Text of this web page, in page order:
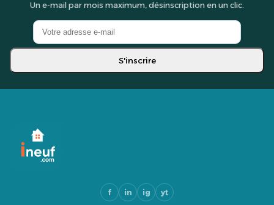
Un e-mail par mois maximum, désinscription en un clic.
S'inscrire
f in ig yt